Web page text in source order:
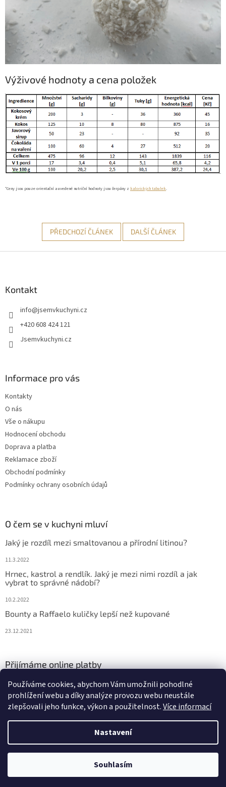
Používáme cookies, abychom Vám umožnili pohodlné
prohlížení webu a díky analýze provozu webu neustále
zlepšovali jeho funkce, výkon a použitelnost.Více informací
Nastavení
Souhlasím
Výživové hodnoty a cena položek
*Ceny jsou pouze orientační a uvedené nutriční hodnoty jsou čerpány z kalorických tabulek.
PŘEDCHOZÍ ČLÁNEK DALŠÍ ČLÁNEK
Kontakt
info@jsemvkuchyni.cz
+420 608 424 121
Jsemvkuchyni.cz
Informace pro vás
Kontakty
O nás
Vše o nákupu
Hodnocení obchodu
Doprava a platba
Reklamace zboží
Obchodní podmínky
Podmínky ochrany osobních údajů
O čem se v kuchyni mluví
Jaký je rozdíl mezi smaltovanou a přírodní litinou?
11.3.2022
Hrnec, kastrol a rendlík. Jaký je mezi nimi rozdíl a jak
vybrat to správné nádobí?
10.2.2022
Bounty a Raffaelo kuličky lepší než kupované
23.12.2021
Přijímáme online platby
Vytvořil Shoptet
Jsem v kuchyni. Všechna práva vyhrazena.